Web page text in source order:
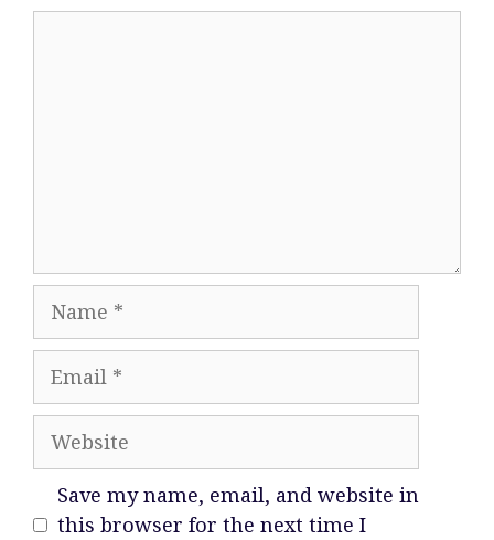
Name
Email
Website
Save my name, email, and website in
this browser for the next time I